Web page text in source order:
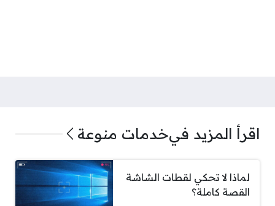
اقرأ المزيد فيخدمات منوعة
لماذا لا تحكي لقطات الشاشة
القصة كاملة؟